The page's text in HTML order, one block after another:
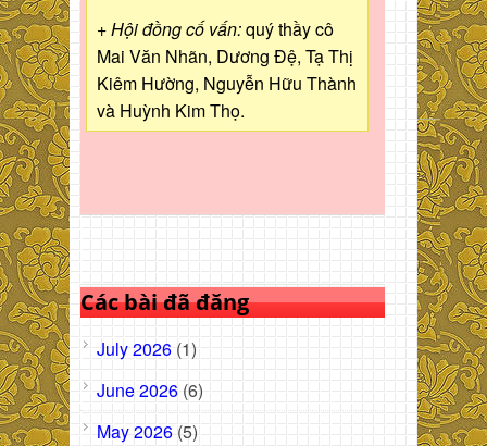
+ Hội đồng cố vấn:quý thầy cô
Mai Văn Nhãn, Dương Đệ, Tạ Thị
Kiêm Hường, Nguyễn Hữu Thành
và Huỳnh Kim Thọ.
Các bài đã đăng
July 2026 (1)
June 2026 (6)
May 2026 (5)